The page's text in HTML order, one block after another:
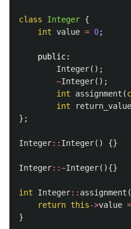
class Integer {
int value = 0;
public:
Integer();
~Integer();
int
assignment (
int
return_value
};
Integer:: Integer() {}
Integer::~Integer(){}
int Integer:: assignment (
return this->value =
}